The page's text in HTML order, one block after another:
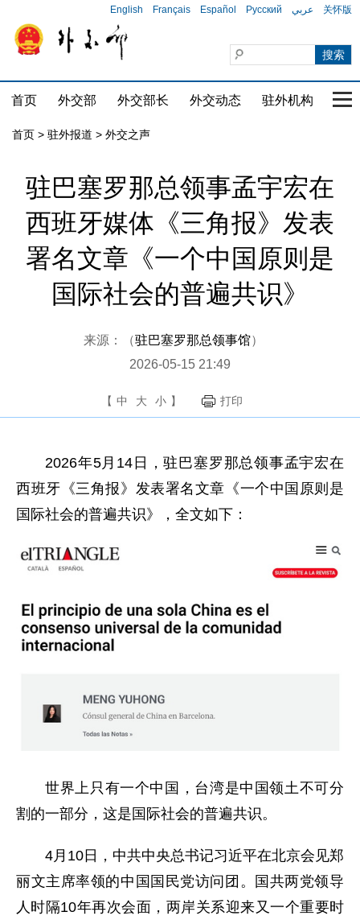
English Français Español Русский عربي 关怀版
首页 外交部 外交部长 外交动态 驻外机构 国
首页 > 驻外报道 > 外交之声
驻巴塞罗那总领事孟宇宏在
西班牙媒体《三角报》发表
署名文章《一个中国原则是
国际社会的普遍共识》
来源：（驻巴塞罗那总领事馆）
2026-05-15 21:49
【 中 大 小 】 打印
2026年5月14日，驻巴塞罗那总领事孟宇宏在
西班牙《三角报》发表署名文章《一个中国原则是
国际社会的普遍共识》，全文如下：
世界上只有一个中国，台湾是中国领土不可分
割的一部分，这是国际社会的普遍共识。
4月10日，中共中央总书记习近平在北京会见郑
丽文主席率领的中国国民党访问团。国共两党领导
人时隔10年再次会面，两岸关系迎来又一个重要时